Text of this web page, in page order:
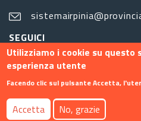
SEGUICI
Footer menu
Contatti Info
Utilizziamo i cookie su
esperienza utente
Facendo clic sul pulsante Accetta,
Accetta No, grazie